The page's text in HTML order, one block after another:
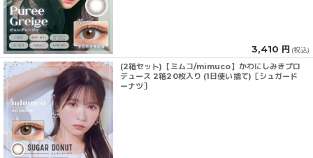
3,410 円 (税込)
(2箱セット)【ミムコ/mimuco】かわにしみきプロ
デュース 2箱20枚入り (1日使い捨て)［シュガード
ーナツ］